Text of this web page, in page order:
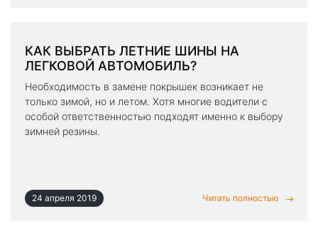
КАК ВЫБРАТЬ ЛЕТНИЕ ШИНЫ НА
ЛЕГКОВОЙ АВТОМОБИЛЬ?
Необходимость в замене покрышек возникает не
только зимой, но и летом. Хотя многие водители с
особой ответственностью подходят именно к выбору
зимней резины.
24 апреля 2019 Читать полностью